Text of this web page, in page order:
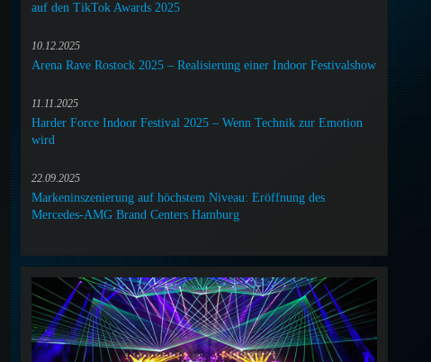
auf den TikTok Awards 2025
10.12.2025
Arena Rave Rostock 2025 – Realisierung einer Indoor Festivalshow
11.11.2025
Harder Force Indoor Festival 2025 – Wenn Technik zur Emotion
wird
22.09.2025
Markeninszenierung auf höchstem Niveau: Eröffnung des
Mercedes-AMG Brand Centers Hamburg